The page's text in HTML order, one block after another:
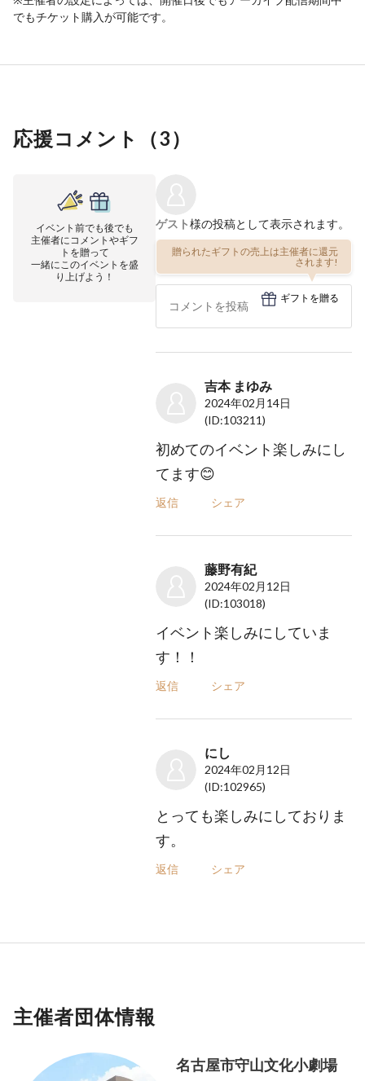
でもチケット購入が可能です。
応援コメント（3）
イベント前でも後でも
主催者にコメントやギフ
トを贈って
一緒にこのイベントを盛
り上げよう！
ゲスト様の投稿として表示されます。
贈られたギフトの売上は主催者に還元
されます!
ギフトを贈る
吉本 まゆみ
2024年02月14日
(ID:103211)
初めてのイベント楽しみにし
てます😊
返信 シェア
藤野有紀
2024年02月12日
(ID:103018)
イベント楽しみにしていま
す！！
返信 シェア
にし
2024年02月12日
(ID:102965)
とっても楽しみにしておりま
す。
返信 シェア
主催者団体情報
名古屋市守山文化小劇場